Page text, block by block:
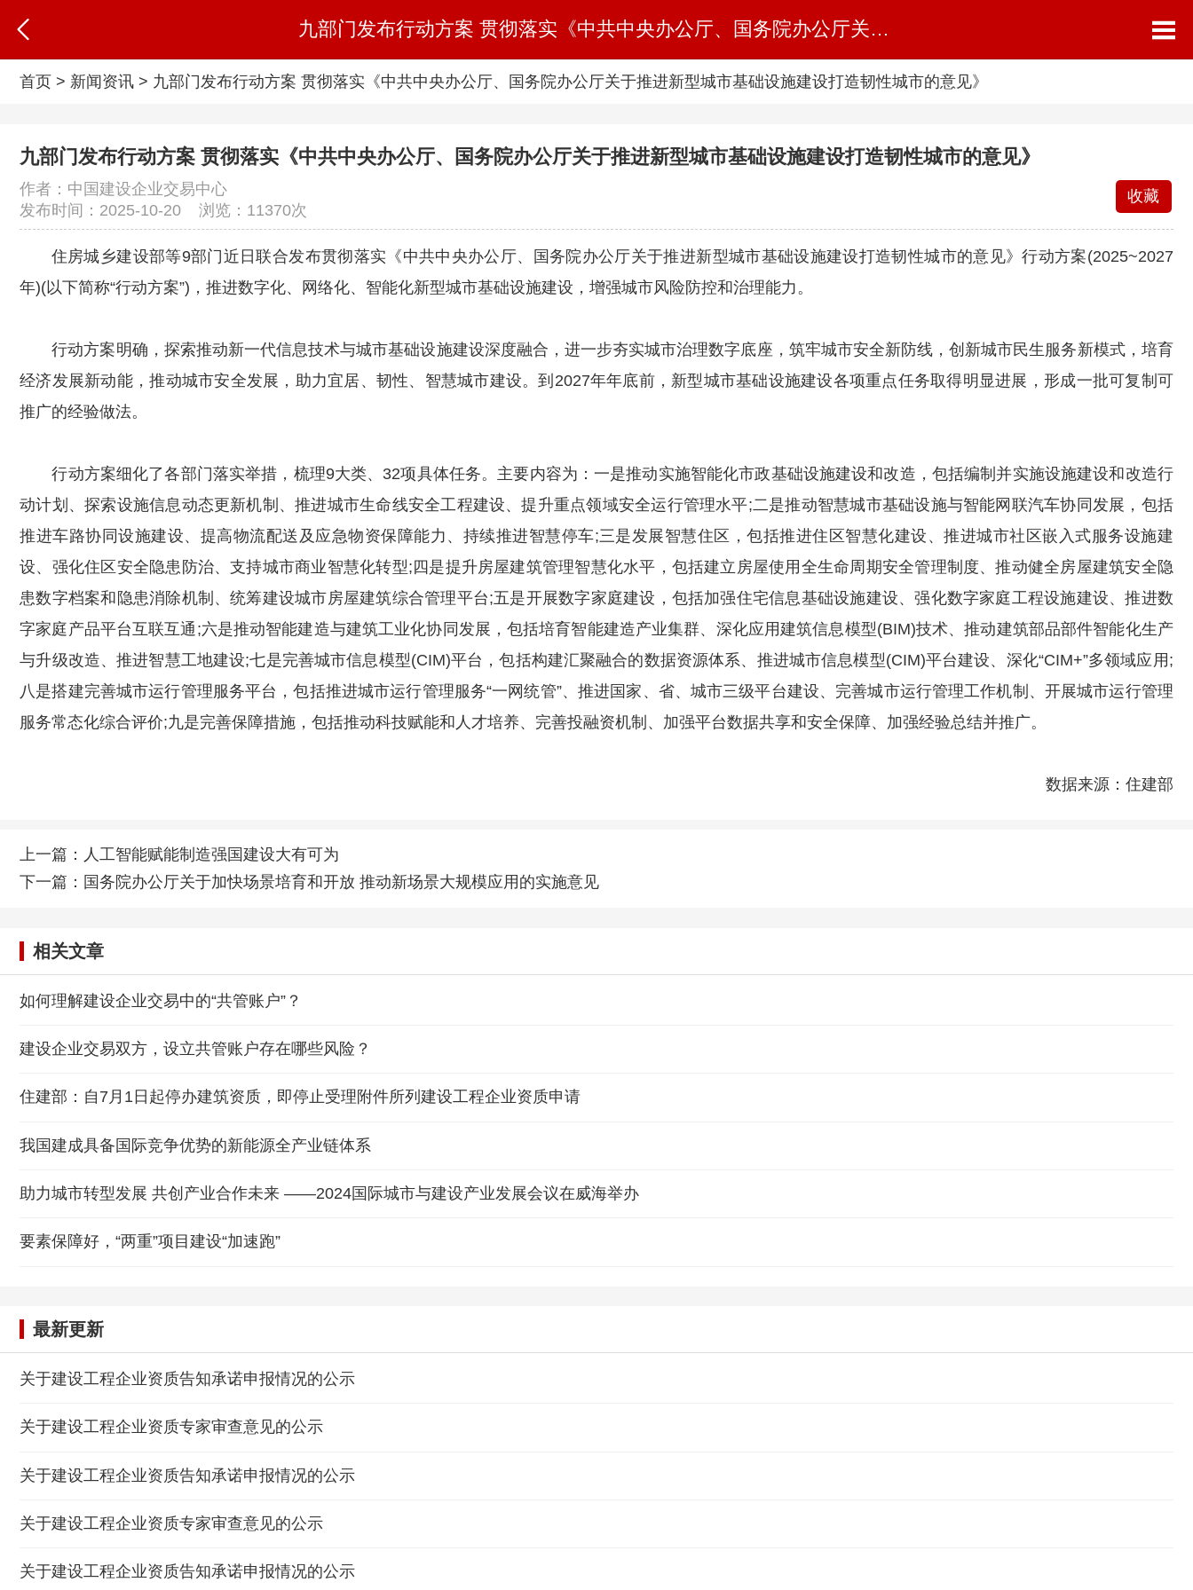
九部门发布行动方案 贯彻落实《中共中央办公厅、国务院办公厅关于推进新型城市基础设施建设打造韧性城市的意见》
首页 > 新闻资讯 > 九部门发布行动方案 贯彻落实《中共中央办公厅、国务院办公厅关于推进新型城市基础设施建设打造韧性城市的意见》
九部门发布行动方案 贯彻落实《中共中央办公厅、国务院办公厅关于推进新型城市基础设施建设打造韧性城市的意见》
作者：中国建设企业交易中心
发布时间：2025-10-20 浏览： 11370次
收藏
住房城乡建设部等9部门近日联合发布贯彻落实《中共中央办公厅、国务院办公厅关于推进新型城市基础设施建设打造韧性城市的意见》行动方案(2025~2027
年)(以下简称“行动方案”)，推进数字化、网络化、智能化新型城市基础设施建设，增强城市风险防控和治理能力。
行动方案明确，探索推动新一代信息技术与城市基础设施建设深度融合，进一步夯实城市治理数字底座，筑牢城市安全新防线，创新城市民生服务新模式，培育
经济发展新动能，推动城市安全发展，助力宜居、韧性、智慧城市建设。到2027年年底前，新型城市基础设施建设各项重点任务取得明显进展，形成一批可复制可
推广的经验做法。
行动方案细化了各部门落实举措，梳理9大类、32项具体任务。主要内容为：一是推动实施智能化市政基础设施建设和改造，包括编制并实施设施建设和改造行
动计划、探索设施信息动态更新机制、推进城市生命线安全工程建设、提升重点领域安全运行管理水平;二是推动智慧城市基础设施与智能网联汽车协同发展，包括
推进车路协同设施建设、提高物流配送及应急物资保障能力、持续推进智慧停车;三是发展智慧住区，包括推进住区智慧化建设、推进城市社区嵌入式服务设施建
设、强化住区安全隐患防治、支持城市商业智慧化转型;四是提升房屋建筑管理智慧化水平，包括建立房屋使用全生命周期安全管理制度、推动健全房屋建筑安全隐
患数字档案和隐患消除机制、统筹建设城市房屋建筑综合管理平台;五是开展数字家庭建设，包括加强住宅信息基础设施建设、强化数字家庭工程设施建设、推进数
字家庭产品平台互联互通;六是推动智能建造与建筑工业化协同发展，包括培育智能建造产业集群、深化应用建筑信息模型(BIM)技术、推动建筑部品部件智能化生产
与升级改造、推进智慧工地建设;七是完善城市信息模型(CIM)平台，包括构建汇聚融合的数据资源体系、推进城市信息模型(CIM)平台建设、深化“CIM+”多领域应用;
八是搭建完善城市运行管理服务平台，包括推进城市运行管理服务“一网统管”、推进国家、省、城市三级平台建设、完善城市运行管理工作机制、开展城市运行管理
服务常态化综合评价;九是完善保障措施，包括推动科技赋能和人才培养、完善投融资机制、加强平台数据共享和安全保障、加强经验总结并推广。
数据来源：住建部
上一篇： 人工智能赋能制造强国建设大有可为
下一篇： 国务院办公厅关于加快场景培育和开放 推动新场景大规模应用的实施意见
相关文章
如何理解建设企业交易中的“共管账户”？
建设企业交易双方，设立共管账户存在哪些风险？
住建部：自7月1日起停办建筑资质，即停止受理附件所列建设工程企业资质申请
我国建成具备国际竞争优势的新能源全产业链体系
助力城市转型发展 共创产业合作未来 ——2024国际城市与建设产业发展会议在威海举办
要素保障好，“两重”项目建设“加速跑”
最新更新
关于建设工程企业资质告知承诺申报情况的公示
关于建设工程企业资质专家审查意见的公示
关于建设工程企业资质告知承诺申报情况的公示
关于建设工程企业资质专家审查意见的公示
关于建设工程企业资质告知承诺申报情况的公示